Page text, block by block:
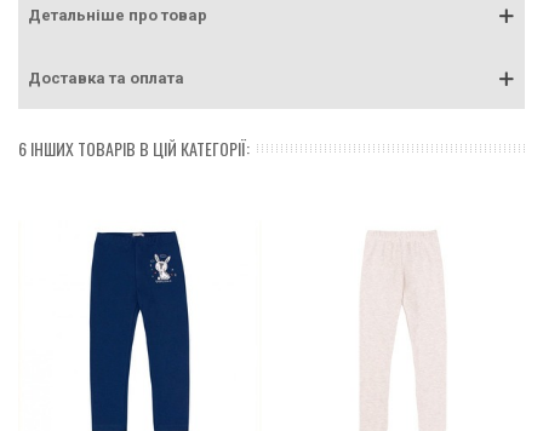
Детальніше про товар
Доставка та оплата
6 ІНШИХ ТОВАРІВ В ЦІЙ КАТЕГОРІЇ: